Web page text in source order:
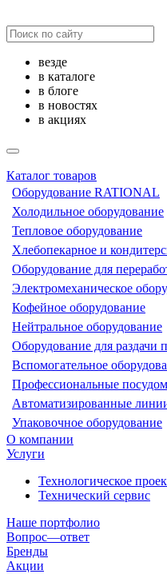
везде
в каталоге
в блоге
в новостях
в акциях
Каталог товаров
Оборудование RATIONAL
Холодильное оборудование
Тепловое оборудование
Хлебопекарное и
Оборудование для
Электромеханическое
Кофейное оборудование
Нейтральное оборудование
Оборудование для раздачи
Вспомогательное
Профессиональные
Автоматизированные
Упаковочное оборудование
О компании
Услуги
Технологическое
Технический сервис
Наше портфолио
Вопрос—ответ
Бренды
Акции